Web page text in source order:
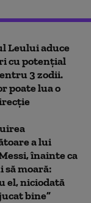
Leului aduce
cu potențial
3 zodii.
poate lua o
a lui
înainte ca
să moară:
el, niciodată
bine”